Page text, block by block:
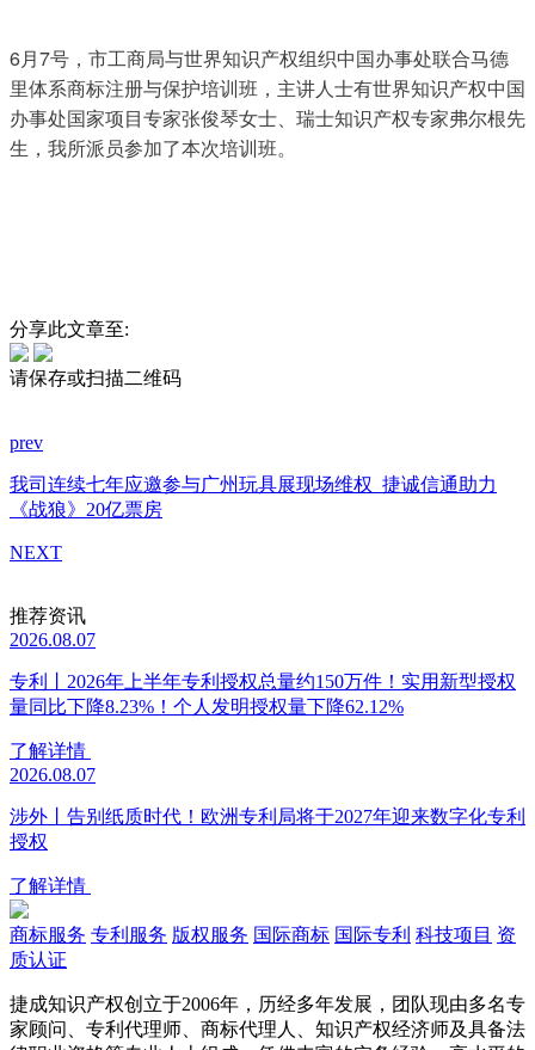
6月7号，市工商局与世界知识产权组织中国办事处联合马德
里体系商标注册与保护培训班，主讲人士有世界知识产权中国
办事处国家项目专家张俊琴女士、瑞士知识产权专家弗尔根先
生，我所派员参加了本次培训班。
分享此文章至:
请保存或扫描二维码
prev
我司连续七年应邀参与广州玩具展现场维权 捷诚信通助力
《战狼》20亿票房
NEXT
推荐资讯
2026.08.07
专利丨2026年上半年专利授权总量约150万件！实用新型授权
量同比下降8.23%！个人发明授权量下降62.12%
了解详情
2026.08.07
涉外丨告别纸质时代！欧洲专利局将于2027年迎来数字化专利
授权
了解详情
商标服务 专利服务 版权服务 国际商标 国际专利 科技项目 资
质认证
捷成知识产权创立于2006年，历经多年发展，团队现由多名专
家顾问、专利代理师、商标代理人、知识产权经济师及具备法